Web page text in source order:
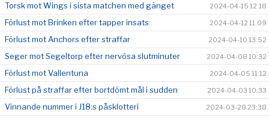
Torsk mot Wings i sista matchen med gänget 2024-04-15 12:18
Förlust mot Brinken efter tapper insats 2024-04-12 11:09
Förlust mot Anchors efter straffar 2024-04-10 13:52
Seger mot Segeltorp efter nervösa slutminuter 2024-04-08 10:32
Förlust mot Vallentuna 2024-04-05 11:12
Förlust på straffar efter bortdömt mål i sudden 2024-04-03 10:33
Vinnande nummer i J18:s påsklotteri 2024-03-28 23:38